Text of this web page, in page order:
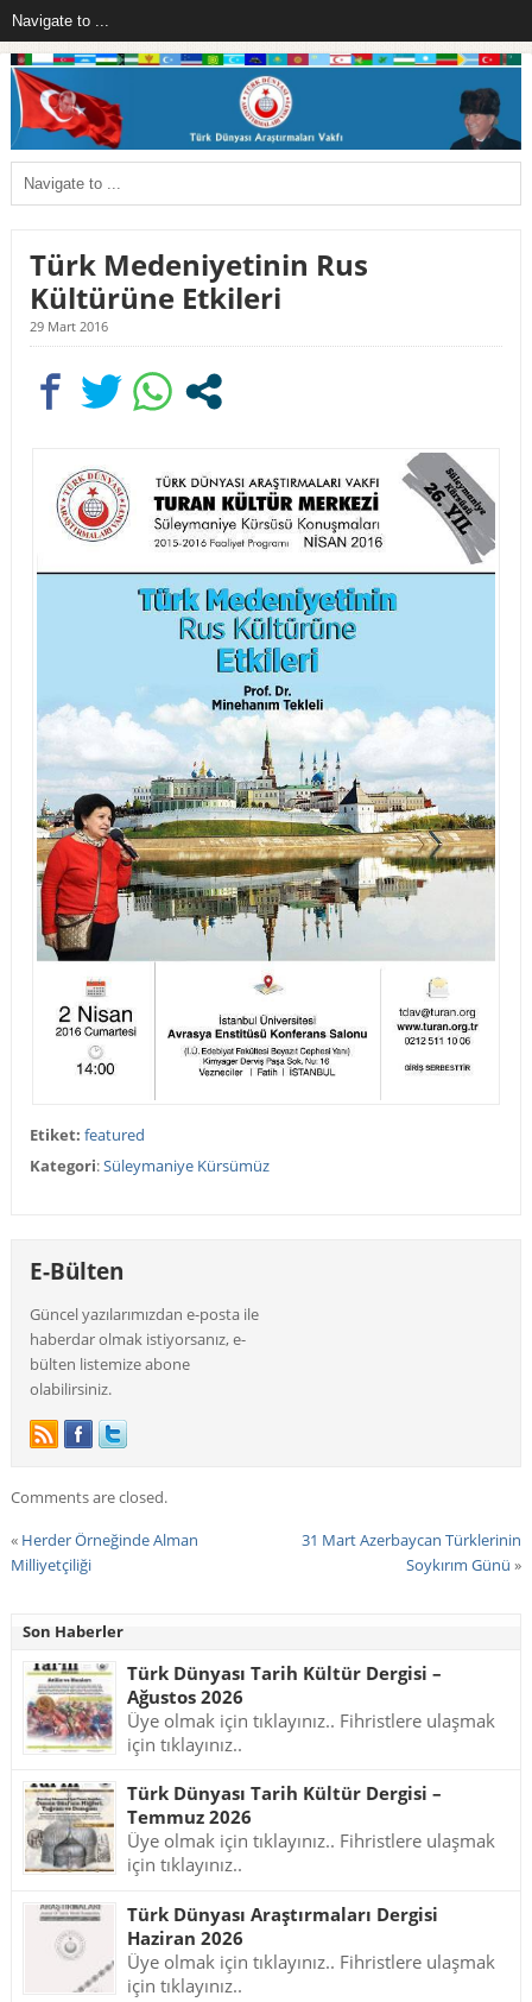
Türk Medeniyetinin Rus
Kültürüne Etkileri
29 Mart 2016
Etiket: featured
Kategori:Süleymaniye Kürsümüz
E-Bülten
Güncel yazılarımızdan e-posta ile
haberdar olmak istiyorsanız, e-
bülten listemize abone
olabilirsiniz.
Comments are closed.
« Herder Örneğinde Alman
Milliyetçiliği
31 Mart Azerbaycan Türklerinin
Soykırım Günü »
Son Haberler
Türk Dünyası Tarih Kültür Dergisi –
Ağustos 2026
Üye olmak için tıklayınız.. Fihristlere ulaşmak
için tıklayınız..
Türk Dünyası Tarih Kültür Dergisi –
Temmuz 2026
Üye olmak için tıklayınız.. Fihristlere ulaşmak
için tıklayınız..
Türk Dünyası Araştırmaları Dergisi
Haziran 2026
Üye olmak için tıklayınız.. Fihristlere ulaşmak
için tıklayınız..